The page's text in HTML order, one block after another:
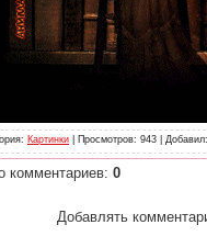
: Картинки Просмотров: 943 | Добавил
комментариев: 0
Добавлять